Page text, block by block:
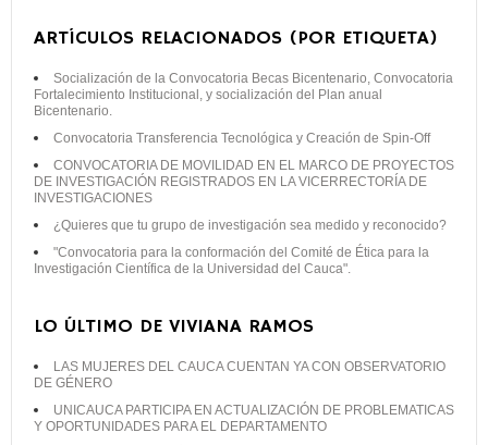
ARTÍCULOS RELACIONADOS (POR ETIQUETA)
Socialización de la Convocatoria Becas Bicentenario, Convocatoria
Fortalecimiento Institucional, y socialización del Plan anual
Bicentenario.
Convocatoria Transferencia Tecnológica y Creación de Spin-Off
CONVOCATORIA DE MOVILIDAD EN EL MARCO DE PROYECTOS
DE INVESTIGACIÓN REGISTRADOS EN LA VICERRECTORÍA DE
INVESTIGACIONES
¿Quieres que tu grupo de investigación sea medido y reconocido?
"Convocatoria para la conformación del Comité de Ética para la
Investigación Científica de la Universidad del Cauca".
LO ÚLTIMO DE VIVIANA RAMOS
LAS MUJERES DEL CAUCA CUENTAN YA CON OBSERVATORIO
DE GÉNERO
UNICAUCA PARTICIPA EN ACTUALIZACIÓN DE PROBLEMATICAS
Y OPORTUNIDADES PARA EL DEPARTAMENTO